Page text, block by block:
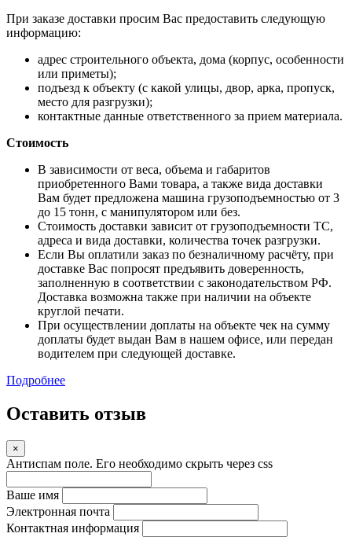
При заказе доставки просим Вас предоставить следующую
информацию:
адрес строительного объекта, дома (корпус, особенности
или приметы);
подъезд к объекту (с какой улицы, двор, арка, пропуск,
место для разгрузки);
контактные данные ответственного за прием материала.
Стоимость
В зависимости от веса, объема и габаритов
приобретенного Вами товара, а также вида доставки
Вам будет предложена машина грузоподъемностью от 3
до 15 тонн, с манипулятором или без.
Стоимость доставки зависит от грузоподъемности ТС,
адреса и вида доставки, количества точек разгрузки.
Если Вы оплатили заказ по безналичному расчёту, при
доставке Вас попросят предъявить доверенность,
заполненную в соответствии с законодательством РФ.
Доставка возможна также при наличии на объекте
круглой печати.
При осуществлении доплаты на объекте чек на сумму
доплаты будет выдан Вам в нашем офисе, или передан
водителем при следующей доставке.
Подробнее
Оставить отзыв
×
Антиспам поле. Его необходимо скрыть через css
Ваше имя
Электронная почта
Контактная информация